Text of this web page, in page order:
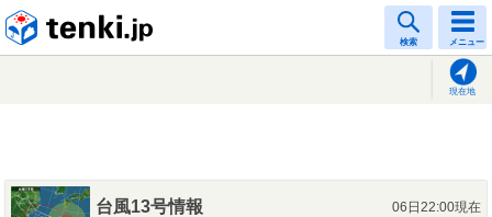
検索 メニュー
現在地
台風13号情報
06日22:00現在